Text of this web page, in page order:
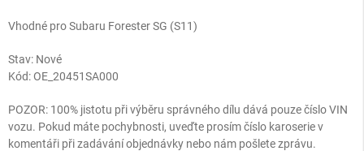
Vhodné pro Subaru Forester SG (S11)
Stav: Nové
Kód:OE_20451SA000
POZOR: 100% jistotu při výběru správného dílu dává pouze číslo VIN
vozu. Pokud máte pochybnosti, uveďte prosím číslo karoserie v
komentáři při zadávání objednávky nebo nám pošlete zprávu.